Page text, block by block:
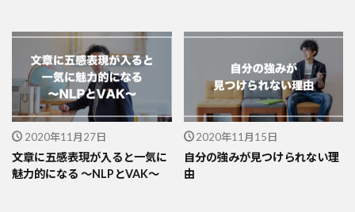
2020年11月27日
文章に五感表現が入ると一気に
魅力的になる 〜NLPとVAK〜
2020年11月15日
自分の強みが見つけられない理
由